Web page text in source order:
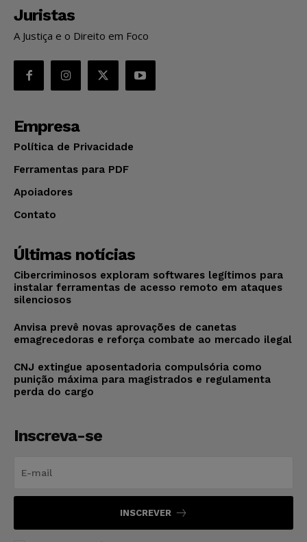
Juristas
A Justiça e o Direito em Foco
Empresa
Política de Privacidade
Ferramentas para PDF
Apoiadores
Contato
Últimas notícias
Cibercriminosos exploram softwares legítimos para
instalar ferramentas de acesso remoto em ataques
silenciosos
Anvisa prevê novas aprovações de canetas
emagrecedoras e reforça combate ao mercado ilegal
CNJ extingue aposentadoria compulsória como
punição máxima para magistrados e regulamenta
perda do cargo
Inscreva-se
INSCREVER